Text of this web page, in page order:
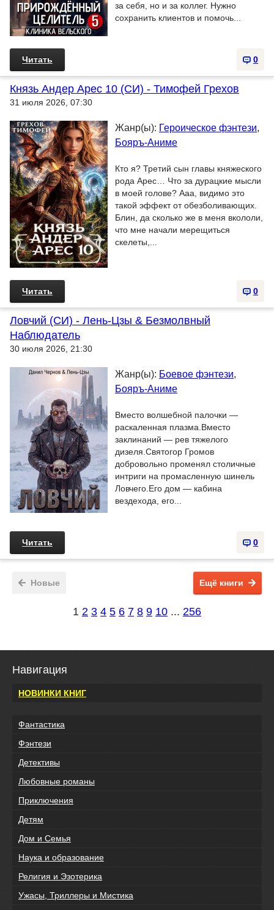
за себя, но и за коллег. Нужно
сохранить клиентов и помочь...
0
Читать
Князь Андер Арес 10 (СИ) - Тимофей Грехов
31 июля 2026, 07:30
Жанр(ы): Героическое фэнтези,
Бояръ-Аниме
Кто я? Третий сын главы княжеского
рода Арес… Что за дурацкие мысли
в моей голове? Ааа, видимо это
такой эффект от обезболивающих.
Блин, да сколько же в меня вкололи,
что мне начали мерещиться
скелеты,...
0
Читать
Ловчий (СИ) - Лень-Цзы & Безмолвный
Наблюдатель
30 июля 2026, 21:30
Жанр(ы): Боевое фэнтези,
Бояръ-Аниме
Вместо волшебной палочки —
раскаленная плазма.Вместо
заклинаний — рев тяжелого
дизеля.Святогор Громов
добровольно променял столичные
интриги на промасленную шинель
Ловчего.Его дом — кабина
вездехода, его...
0
Читать
Новые Ещё книги
1 2 3 4 5 6 7 8 9 10 ... 256
Навигация
НОВИНКИ КНИГ
Фантастика
Фэнтези
Детективы
Любовные романы
Приключения
Детям
Дом и Семья
Наука и образование
Религия и Эзотерика
Ужасы, Триллеры и Мистика